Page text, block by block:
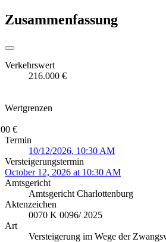
Zusammenfassung
Verkehrswert
216.000 €
Wertgrenzen
€
Termin
10/12/2026, 10:30 AM
Versteigerungstermin
October 12, 2026 at 10:30 AM
Amtsgericht
Amtsgericht Charlottenburg
Aktenzeichen
0070 K 0096/ 2025
Art
Versteigerung im Wege der